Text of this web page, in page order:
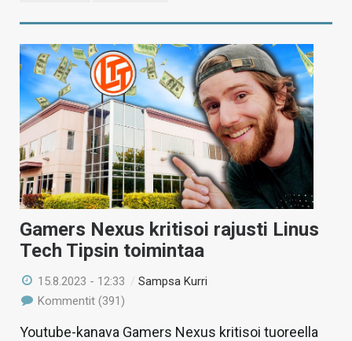
Gamers Nexus kritisoi rajusti Linus
Tech Tipsin toimintaa
15.8.2023 - 12:33 /Sampsa Kurri
Kommentit (391)
Youtube-kanava Gamers Nexus kritisoi tuoreella